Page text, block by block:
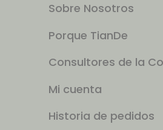
Sobre Nosotros
Porque TianDe
Consultores de la
Mi cuenta
Historia de pedidos